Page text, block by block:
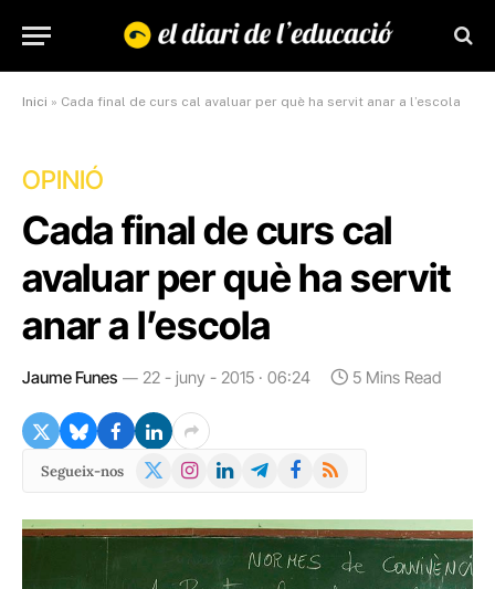
Inici » Cada final de curs cal avaluar per què ha servit anar a l’escola
OPINIÓ
Cada final de curs cal
avaluar per què ha servit
anar a l’escola
Jaume Funes 22 - juny - 2015 · 06:24 5 Mins Read
Segueix-nos
X
Instagram
LinkedInTelegramFacebook
RSS